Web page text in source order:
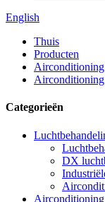
English
Thuis
Producten
Airconditioning
Categorieën
DX
Airconditioning